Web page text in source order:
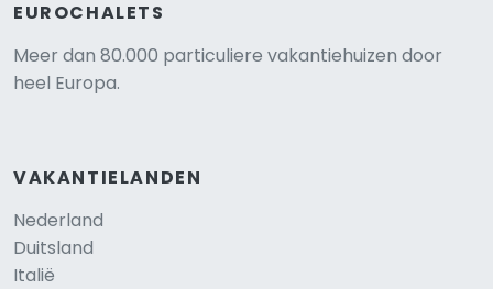
EUROCHALETS
Meer dan 80.000 particuliere vakantiehuizen door
heel Europa.
VAKANTIELANDEN
Nederland
Duitsland
Italië